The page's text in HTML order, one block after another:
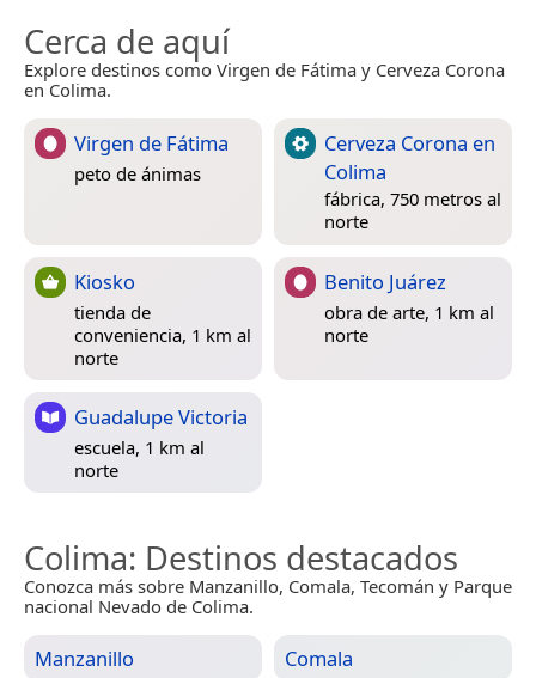
Cerca de aquí
Explore destinos como Virgen de Fátima y Cerveza Corona
en Colima.
Virgen de Fátima
peto de ánimas
Cerveza Corona en
Colima
fábrica, 750 metros al
norte
Kiosko
tienda de
conveniencia, 1 km al
norte
Benito Juárez
obra de arte, 1 km al
norte
Guadalupe Victoria
escuela, 1 km al
norte
Colima: Destinos destacados
Conozca más sobre Manzanillo, Comala, Tecomán y Parque
nacional Nevado de Colima.
Manzanillo Comala